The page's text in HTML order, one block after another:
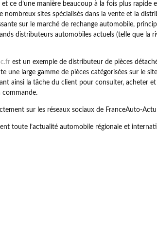
et ce d’une manière beaucoup à la fois plus rapide
nombreux sites spécialisés dans la vente et la
sur le marché de rechange automobile,
distributeurs automobiles actuels (telle que la
est un exemple de distributeur de pièces
une large gamme de pièces catégorisées sur le
ainsi la tâche du client pour consulter, acheter et
commande.
sur les réseaux sociaux de FranceAuto-Actu
toute l’actualité automobile régionale et